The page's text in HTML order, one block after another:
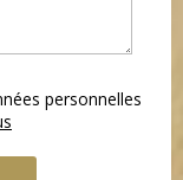
personnelles